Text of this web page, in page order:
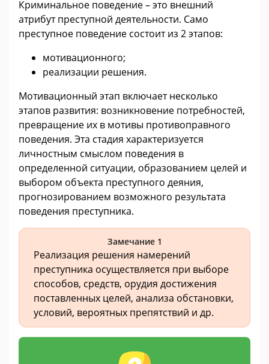
Криминальное поведение – это внешний
атрибут преступной деятельности. Само
преступное поведение состоит из 2 этапов:
мотивационного;
реализации решения.
Мотивационный этап включает несколько
этапов развития: возникновение потребностей,
превращение их в мотивы противоправного
поведения. Эта стадия характеризуется
личностным смыслом поведения в
определенной ситуации, образованием целей и
выбором объекта преступного деяния,
прогнозированием возможного результата
поведения преступника.
Замечание 1
Реализация решения намерений
преступника осуществляется при выборе
способов, средств, орудия достижения
поставленных целей, анализа обстановки,
условий, вероятных препятствий и др.